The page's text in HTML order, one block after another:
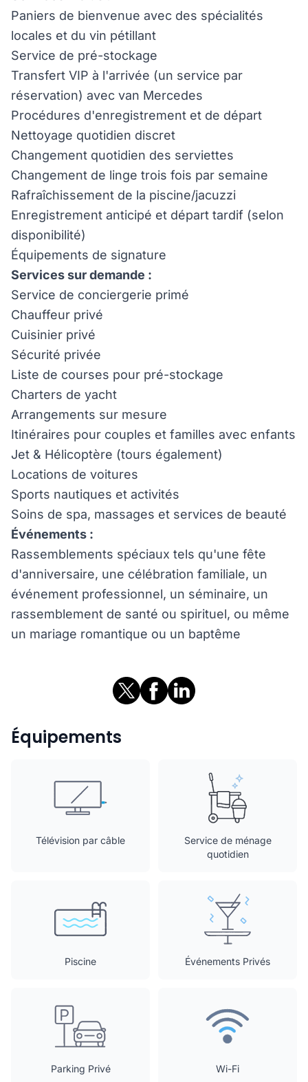
Paniers de bienvenue avec des spécialités
locales et du vin pétillant
Service de pré-stockage
Transfert VIP à l'arrivée (un service par
réservation) avec van Mercedes
Procédures d'enregistrement et de départ
Nettoyage quotidien discret
Changement quotidien des serviettes
Changement de linge trois fois par semaine
Rafraîchissement de la piscine/jacuzzi
Enregistrement anticipé et départ tardif (selon
disponibilité)
Équipements de signature
Services sur demande :
Service de conciergerie primé
Chauffeur privé
Cuisinier privé
Sécurité privée
Liste de courses pour pré-stockage
Charters de yacht
Arrangements sur mesure
Itinéraires pour couples et familles avec enfants
Jet & Hélicoptère (tours également)
Locations de voitures
Sports nautiques et activités
Soins de spa, massages et services de beauté
Événements :
Rassemblements spéciaux tels qu'une fête
d'anniversaire, une célébration familiale, un
événement professionnel, un séminaire, un
rassemblement de santé ou spirituel, ou même
un mariage romantique ou un baptême
Équipements
Télévision par câble
Service de ménage
quotidien
Piscine Événements Privés
Parking Privé Wi-Fi